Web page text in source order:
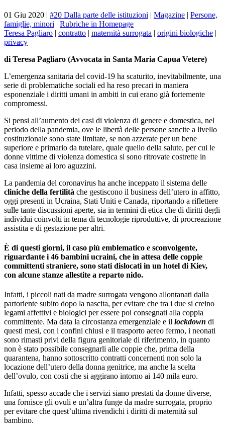
01 Giu 2020 | #20 Dalla parte delle istituzioni | Magazine | Persone,
famiglie, minori | Rubriche in Homepage
Teresa Pagliaro | contratto | maternità surrogata | origini biologiche |
privacy
di Teresa Pagliaro (Avvocata in Santa Maria Capua Vetere)
L’emergenza sanitaria del covid-19 ha scaturito, inevitabilmente, una
serie di problematiche sociali ed ha reso precari in maniera
esponenziale i diritti umani in ambiti in cui erano già fortemente
compromessi.
Si pensi all’aumento dei casi di violenza di genere e domestica, nel
periodo della pandemia, ove le libertà delle persone sancite a livello
costituzionale sono state limitate, se non azzerate per un bene
superiore e primario da tutelare, quale quello della salute, per cui le
donne vittime di violenza domestica si sono ritrovate costrette in
casa insieme ai loro aguzzini.
La pandemia del coronavirus ha anche inceppato il sistema delle
cliniche della fertilità che gestiscono il business dell’utero in affitto,
oggi presenti in Ucraina, Stati Uniti e Canada, riportando a riflettere
sulle tante discussioni aperte, sia in termini di etica che di diritti degli
individui coinvolti in tema di tecnologie riproduttive, di procreazione
assistita e di gestazione per altri.
È di questi giorni, il caso più emblematico e sconvolgente,
riguardante i 46 bambini ucraini, che in attesa delle coppie
committenti straniere, sono stati dislocati in un hotel di Kiev,
con alcune stanze allestite a reparto nido.
Infatti, i piccoli nati da madre surrogata vengono allontanati dalla
partoriente subito dopo la nascita, per evitare che tra i due si creino
legami affettivi e biologici per essere poi consegnati alla coppia
committente. Ma data la circostanza emergenziale e il lockdown di
questi mesi, con i confini chiusi e il trasporto aereo fermo, i neonati
sono rimasti privi della figura genitoriale di riferimento, in quanto
non è stato possibile consegnarli alle coppie che, prima della
quarantena, hanno sottoscritto contratti concernenti non solo la
locazione dell’utero della donna genitrice, ma anche la scelta
dell’ovulo, con costi che si aggirano intorno ai 140 mila euro.
Infatti, spesso accade che i servizi siano prestati da donne diverse,
una fornisce gli ovuli e un’altra funge da madre surrogata, proprio
per evitare che quest’ultima rivendichi i diritti di maternità sul
bambino.